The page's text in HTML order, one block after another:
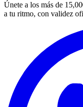
Únete a los más de
a tu ritmo, con validez